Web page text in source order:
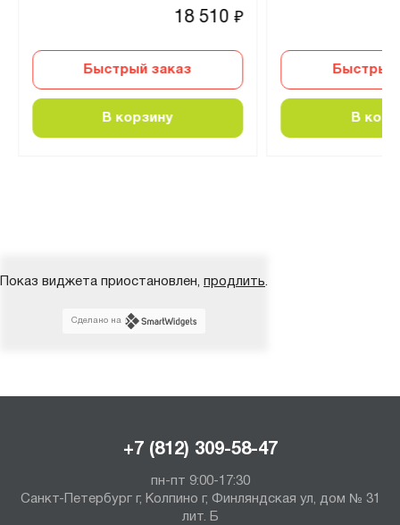
18 510₽
Быстрый заказ
В корзину
Быстрый
В
Показ виджета приостановлен, продлить.
Сделано на
+7 (812) 309-58-47
пн-пт 9:00-17:30
Санкт-Петербург г, Колпино г, Финляндская ул, дом № 31
лит. Б